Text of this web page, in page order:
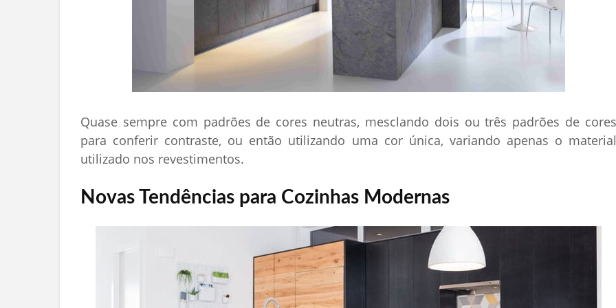
Quase sempre com padrões de cores neutras, mesclando dois ou três padrões de cores
para conferir contraste, ou então utilizando uma cor única, variando apenas o material
utilizado nos revestimentos.
Novas Tendências para Cozinhas Modernas